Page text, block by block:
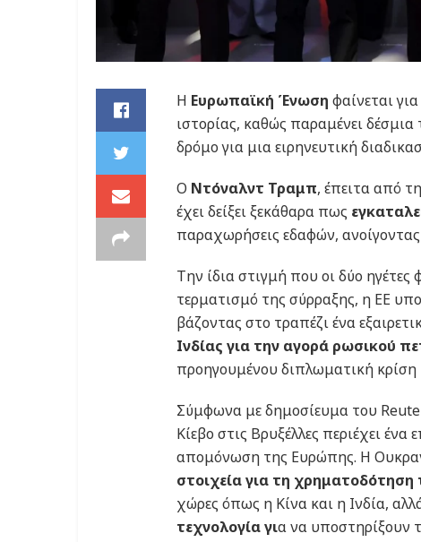
Η Ευρωπαϊκή Ένωση φαίνεται
ιστορίας, καθώς παραμένει
δρόμο για μια ειρηνευτική
Ο Ντόναλντ Τραμπ, έπειτα από
έχει δείξει ξεκάθαρα πως
παραχωρήσεις εδαφών,
Την ίδια στιγμή που οι δύο ηγέτες
τερματισμό της σύρραξης, η ΕΕ
βάζοντας στο τραπέζι ένα
Ινδίας για την αγορά ρωσικού
προηγουμένου διπλωματική κρίση
Σύμφωνα με δημοσίευμα του
Κίεβο στις Βρυξέλλες περιέχει
απομόνωση της Ευρώπης. Η
στοιχεία για τη χρηματοδότηση
χώρες όπως η Κίνα και η Ινδία,
τεχνολογία για να υποστηρίξουν